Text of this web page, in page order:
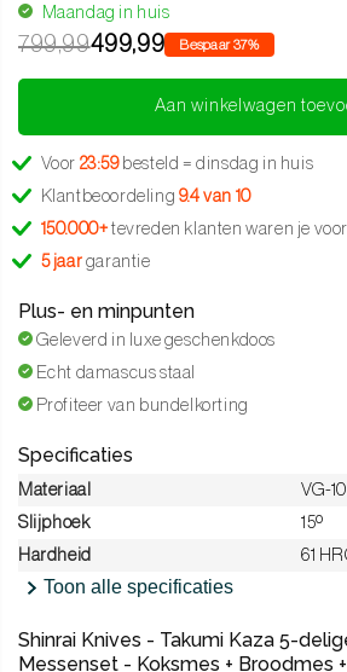
Maandag in huis
799,99499,99 Bespaar 37%
Aan winkelwagen
Voor 23:59besteld = dinsdag in huis
Klantbeoordeling 9.4 van 10
150.000+tevreden klanten waren je voor
5 jaar garantie
Plus- en minpunten
Geleverd in luxe geschenkdoos
Echt damascus staal
Profiteer van bundelkorting
Specificaties
Materiaal
VG-
Slijphoek
15º
Hardheid
61
Toon alle specificaties
Shinrai Knives - Takumi Kaza 5-
Messenset - Koksmes + Broodmes